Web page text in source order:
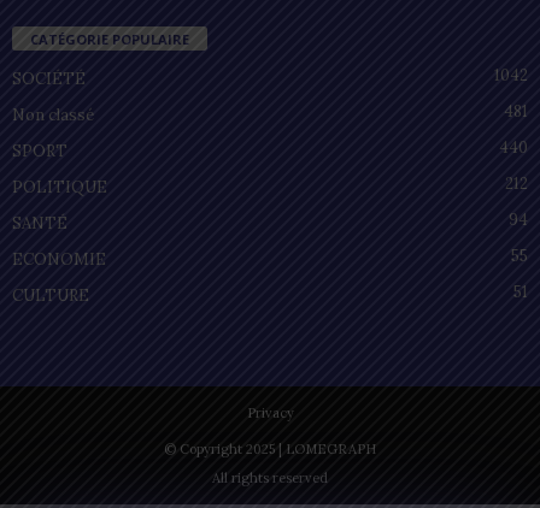
CATÉGORIE POPULAIRE
SOCIÉTÉ
1042
Non classé
481
SPORT
440
POLITIQUE
212
SANTÉ
94
ECONOMIE
55
CULTURE
51
Privacy
© Copyright 2025 | LOMEGRAPH
All rights reserved